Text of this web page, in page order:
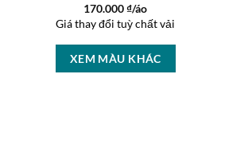
170.000₫/áo
Giá thay đổi tuỳ chất vải
XEM MÀU KHÁC